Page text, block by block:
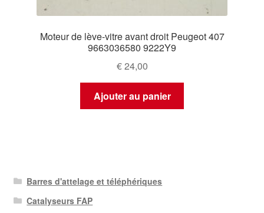
Moteur de lève-vitre avant droit Peugeot 407
9663036580 9222Y9
€24,00
Ajouter au panier
Barres d'attelage et téléphériques
Catalyseurs FAP